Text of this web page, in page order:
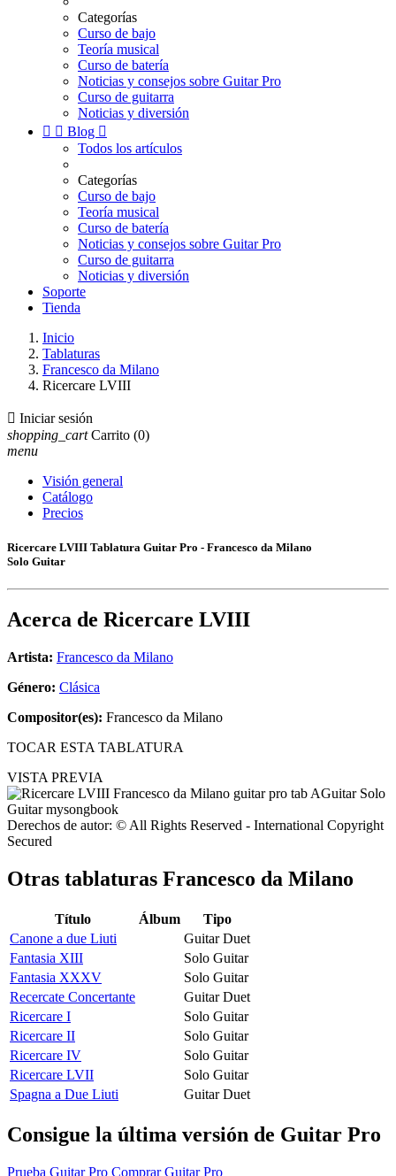
Categorías
Curso de bajo
Teoría musical
Curso de batería
Noticias y consejos sobre Guitar Pro
Curso de guitarra
Noticias y diversión
  Blog 
Todos los artículos
Categorías
Curso de bajo
Teoría musical
Curso de batería
Noticias y consejos sobre Guitar Pro
Curso de guitarra
Noticias y diversión
Soporte
Tienda
Inicio
Tablaturas
Francesco da Milano
Ricercare LVIII
 Iniciar sesión
shopping_cart Carrito (0)
menu
Visión general
Catálogo
Precios
Ricercare LVIII Tablatura Guitar Pro - Francesco da Milano
Solo Guitar
Acerca de Ricercare LVIII
Artista: Francesco da Milano
Género: Clásica
Compositor(es): Francesco da Milano
TOCAR ESTA TABLATURA
VISTA PREVIA
Derechos de autor: © All Rights Reserved - International Copyright
Secured
Otras tablaturas Francesco da Milano
Título Álbum
Tipo
Canone a due Liuti
Guitar Duet
Fantasia XIII
Solo Guitar
Fantasia XXXV
Solo Guitar
Recercate Concertante
Guitar Duet
Ricercare I
Solo Guitar
Ricercare II
Solo Guitar
Ricercare IV
Solo Guitar
Ricercare LVII
Solo Guitar
Spagna a Due Liuti
Guitar Duet
Consigue la última versión de Guitar Pro
Prueba Guitar Pro Comprar Guitar Pro